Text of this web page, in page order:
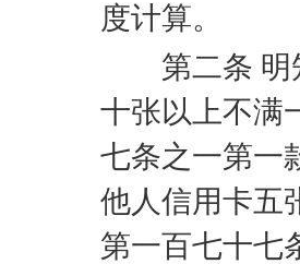
度计算。
第二条 明知
十张以上不满
七条之一第一
他人信用卡五
第一百七十七